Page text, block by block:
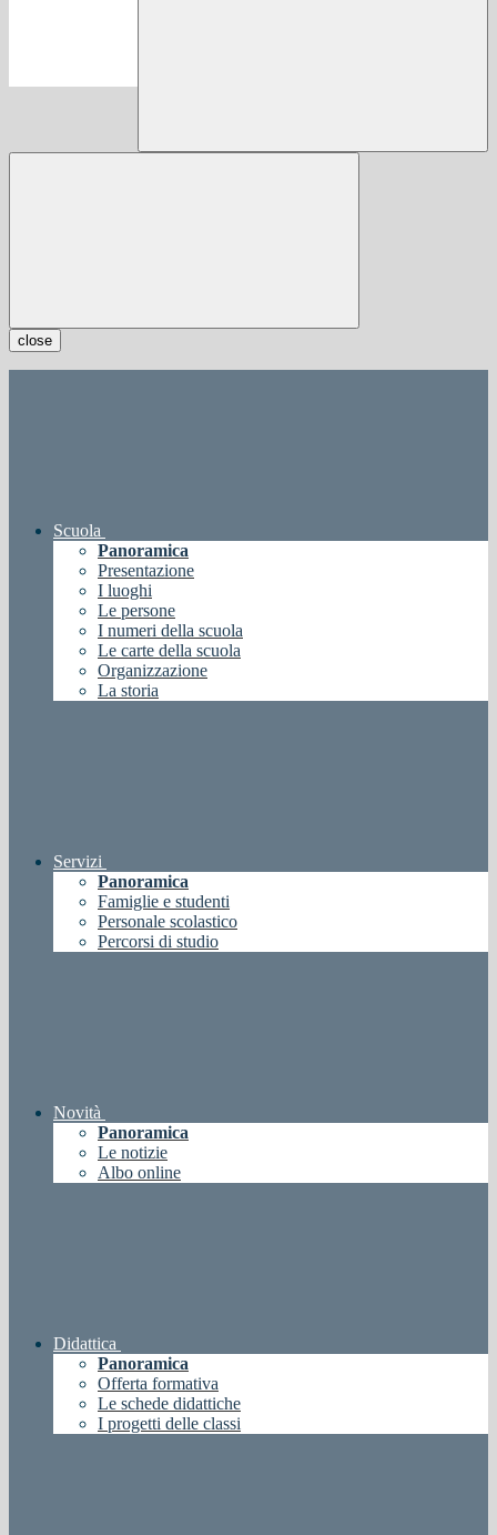
close
Scuola
Panoramica
Presentazione
I luoghi
Le persone
I numeri della scuola
Le carte della scuola
Organizzazione
La storia
Servizi
Panoramica
Famiglie e studenti
Personale scolastico
Percorsi di studio
Novità
Panoramica
Le notizie
Albo online
Didattica
Panoramica
Offerta formativa
Le schede didattiche
I progetti delle classi